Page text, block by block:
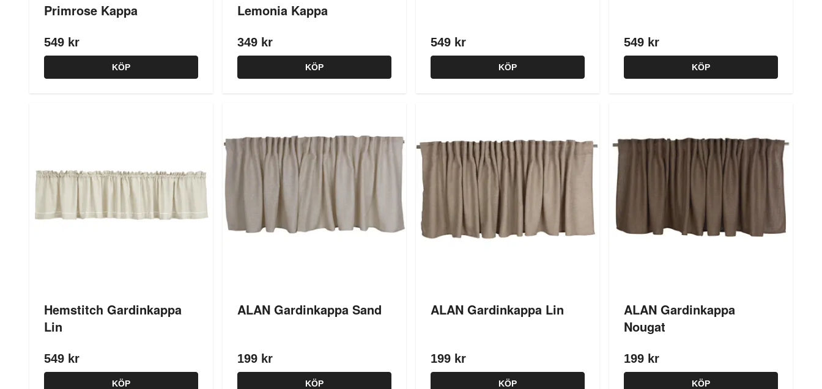
Primrose Kappa
549 kr
KÖP
Lemonia Kappa
349 kr
KÖP
549 kr
KÖP
549 kr
KÖP
Hemstitch Gardinkappa
Lin
549 kr
KÖP
ALAN Gardinkappa Sand
199 kr
KÖP
ALAN Gardinkappa Lin
199 kr
KÖP
ALAN Gardinkappa
Nougat
199 kr
KÖP